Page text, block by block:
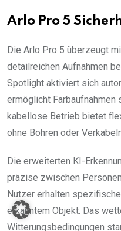
Arlo Pro 5
Die Arlo Pro 5 überzeugt
detailreichen Aufnahmen
Spotlight aktiviert sich
ermöglicht
kabellose Betrieb bietet
ohne Bohren oder
Die erweiterten KI-
präzise zwischen
Nutzer erhalten
erkanntem Objekt. Das
Witterungsbedingungen